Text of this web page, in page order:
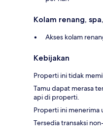
Kolam renang,
Akses kolam
Kebijakan
Properti ini tidak
Tamu dapat merasa
api di properti.
Properti ini menerima
Tersedia transaksi